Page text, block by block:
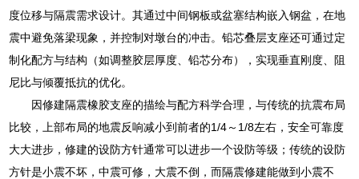
度位移与隔震需求设计。其通过中间钢板或盆塞结构嵌入钢盆，在地
震中避免落梁现象，并控制对墩台的冲击。铅芯叠层支座还可通过定
制化配方与结构（如调整胶层厚度、铅芯分布），实现垂直刚度、阻
尼比与倾覆抵抗的优化。
因修建隔震橡胶支座的描绘与配方科学合理，与传统的抗震布局
比较，上部布局的地震反响减小到前者的1/4～1/8左右，安全可靠度
大大进步，修建的设防方针通常可以进步一个设防等级；传统的设防
方针是小震不坏，中震可修，大震不倒，而隔震修建能做到小震不